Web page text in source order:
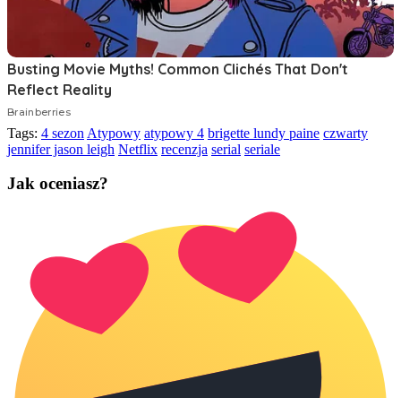
Tags: 4 sezon Atypowy atypowy 4 brigette lundy paine czwarty
jennifer jason leigh Netflix recenzja serial seriale
Jak oceniasz?